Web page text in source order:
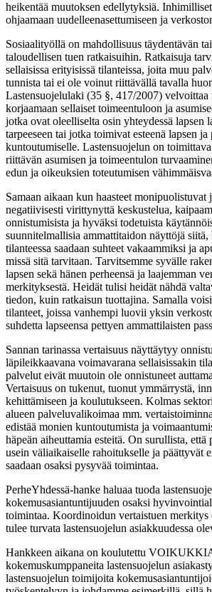
heikentää muutoksen edellytyksiä.
ohjaamaan uudelleenasettumiseen ja
Sosiaalityöllä on mahdollisuus täydentävän
taloudellisen tuen ratkaisuihin. Ratkaisuja
sellaisissa erityisissä tilanteissa, joita muu
tunnista tai ei ole voinut riittävällä tavalla
Lastensuojelulaki (35 §, 417/2007)
korjaamaan sellaiset toimeentuloon ja
jotka ovat oleelliselta osin yhteydessä lapsen
tarpeeseen tai jotka toimivat esteenä lapsen ja
kuntoutumiselle. Lastensuojelun on
riittävän asumisen ja toimeentulon
edun ja oikeuksien toteutumisen
Samaan aikaan kun haasteet monipuolistuvat
negatiivisesti virittynyttä keskustelua,
onnistumisista ja hyväksi todetuista
suunnitelmallisia ammattitaidon näyttöjä siitä,
tilanteessa saadaan suhteet vakaammiksi ja
missä sitä tarvitaan. Tarvitsemme syvälle
lapsen sekä hänen perheensä ja laajemman
merkityksestä. Heidät tulisi heidät nähdä
tiedon, kuin ratkaisun tuottajina. Samalla
tilanteet, joissa vanhempi luovii yksin
suhdetta lapseensa pettyen ammattilaisten
Sannan tarinassa vertaisuus näyttäytyy
läpileikkaavana voimavarana sellaisissakin
palvelut eivät muutoin ole onnistuneet
Vertaisuus on tukenut, tuonut ymmärrystä,
kehittämiseen ja koulutukseen. Kolmas
alueen palveluvalikoimaa mm.
edistää monien kuntoutumista ja
häpeän aiheuttamia esteitä. On surullista, että
usein väliaikaiselle rahoitukselle ja päättyvät
saadaan osaksi pysyvää toimintaa.
PerheYhdessä-hanke haluaa tuoda
kokemusasiantuntijuuden osaksi
toimintaa. Koordinoidun vertaistuen merkitys
tulee turvata lastensuojelun asiakkuudessa
Hankkeen aikana on koulutettu
kokemuskumppaneita lastensuojelun
lastensuojelun toimijoita